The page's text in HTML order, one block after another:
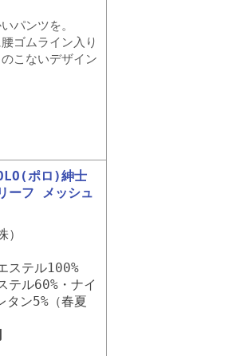
パンツを。
ゴムライン入り
こないデザイン
ポロ)紳士
ーフ メッシュ
ステル100%
テル60%・ナイ
タン5%（春夏